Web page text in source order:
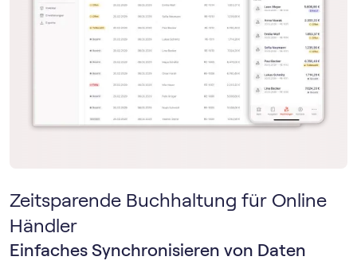
Zeitsparende Buchhaltung für Online
Händler
Einfaches Synchronisieren von Daten